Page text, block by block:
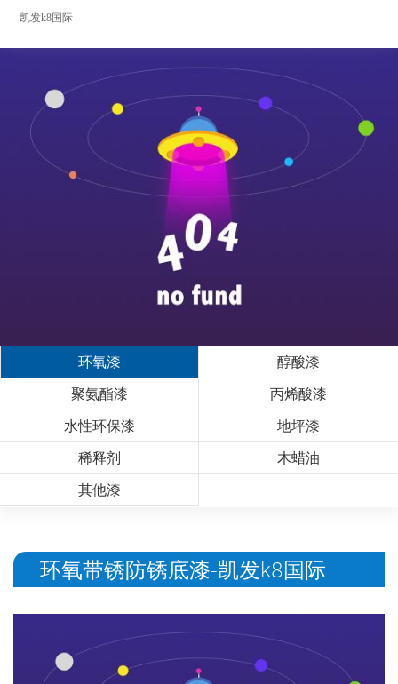
凯发k8国际
环氧漆 醇酸漆
聚氨酯漆 丙烯酸漆
水性环保漆 地坪漆
稀释剂 木蜡油
其他漆
环氧带锈防锈底漆-凯发k8国际